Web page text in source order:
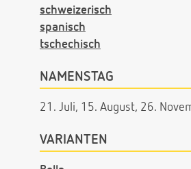
schweizerisch
spanisch
tschechisch
NAMENSTAG
21. Juli, 15. August, 26.
VARIANTEN